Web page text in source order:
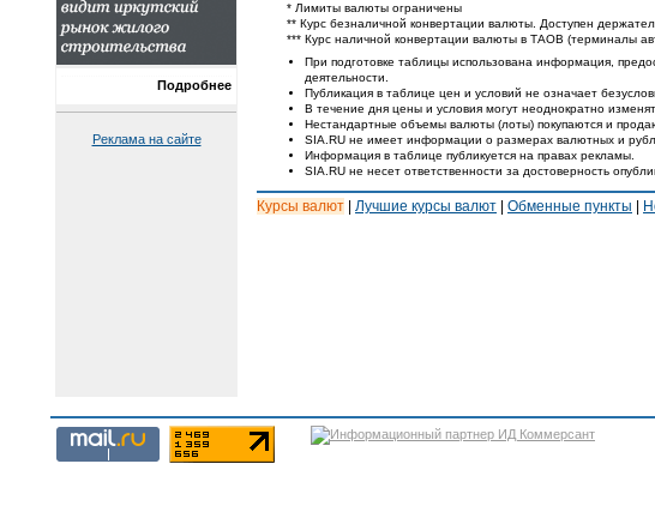
Подробнее
Реклама на сайте
* Лимиты валюты ограничены
** Курс безналичной конвертации валюты. Доступен
*** Курс наличной конвертации валюты в ТАОВ (терминалы
При подготовке таблицы использована информация,
деятельности.
Публикация в таблице цен и условий не означает
В течение дня цены и условия могут неоднократно
Нестандартные объемы валюты (лоты) покупаются и
SIA.RU не имеет информации о размерах валютных и
Информация в таблице публикуется на правах рекламы.
SIA.RU не несет ответственности за достоверность
Курсы валют Лучшие курсы валют Обменные пункты